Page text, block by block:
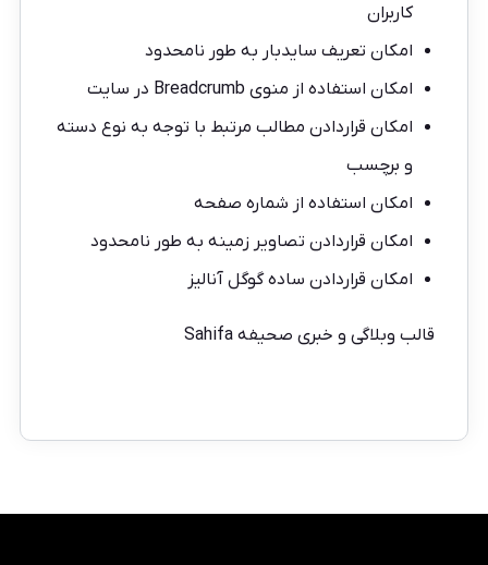
کاربران
امکان تعریف سایدبار به طور نامحدود
امکان استفاده از منوی Breadcrumb در سایت
امکان قراردادن مطالب مرتبط با توجه به نوع دسته
و برچسب
امکان استفاده از شماره صفحه
امکان قراردادن تصاویر زمینه به طور نامحدود
امکان قراردادن ساده گوگل آنالیز
قالب وبلاگی و خبری صحیفه Sahifa